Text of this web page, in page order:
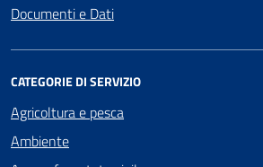
Documenti e Dati
CATEGORIE DI SERVIZIO
Agricoltura e pesca
Ambiente